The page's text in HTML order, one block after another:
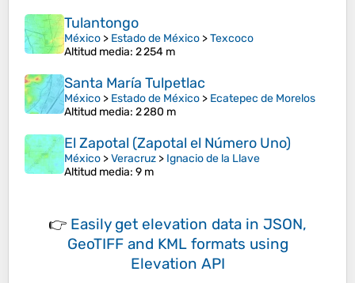
Tulantongo
México > Estado de México >Texcoco
Altitud media: 2 254 m
Santa María Tulpetlac
México > Estado de México > Ecatepec de Morelos
Altitud media: 2 280 m
El Zapotal (Zapotal el Número Uno)
México >Veracruz > Ignacio de la Llave
Altitud media: 9 m
👉 Easily get elevation data in JSON,
GeoTIFF and KML formats using
Elevation API